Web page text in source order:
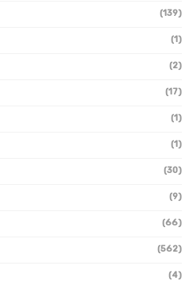
(139)
(1)
(2)
(17)
(1)
(1)
(30)
(9)
(66)
(562)
(4)